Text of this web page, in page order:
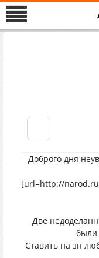
Доброго дня
[url=http://narod.ru/
Две
были
Ставить на зп